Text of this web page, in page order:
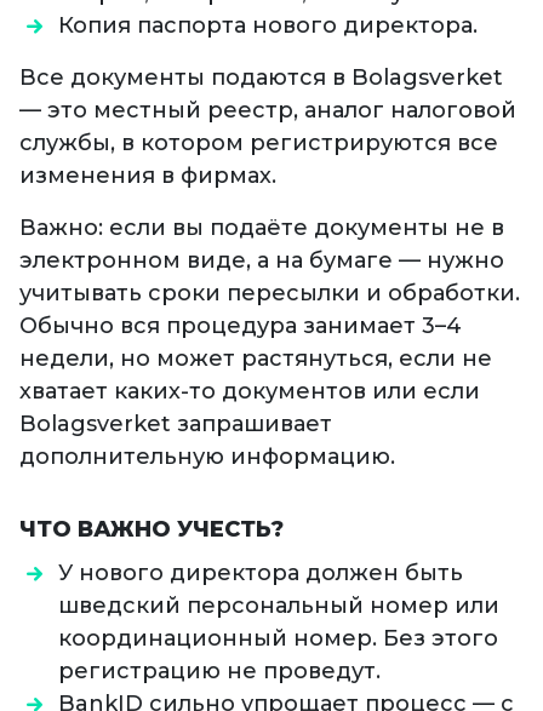
Копия паспорта нового директора.
Все документы подаются в Bolagsverket
— это местный реестр, аналог налоговой
службы, в котором регистрируются все
изменения в фирмах.
Важно: если вы подаёте документы не в
электронном виде, а на бумаге — нужно
учитывать сроки пересылки и обработки.
Обычно вся процедура занимает 3–4
недели, но может растянуться, если не
хватает каких-то документов или если
Bolagsverket запрашивает
дополнительную информацию.
ЧТО ВАЖНО УЧЕСТЬ?
У нового директора должен быть
шведский персональный номер или
координационный номер. Без этого
регистрацию не проведут.
BankID сильно упрощает процесс — с